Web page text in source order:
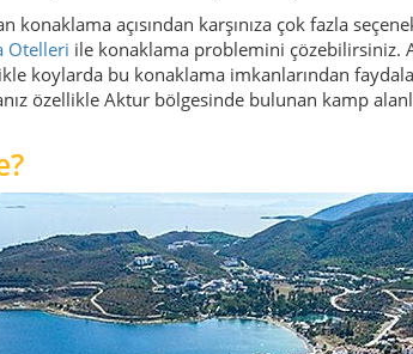
konaklama açısından karşınıza çok fazla
Otelleri ile konaklama problemini çözebilirsiniz.
koylarda bu konaklama imkanlarından
özellikle Aktur bölgesinde bulunan kamp